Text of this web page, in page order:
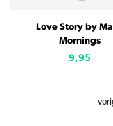
Love Story by
Mornings
9,95